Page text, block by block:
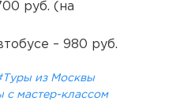
руб. (на
– 980 руб.
из Москвы
с мастер-классом